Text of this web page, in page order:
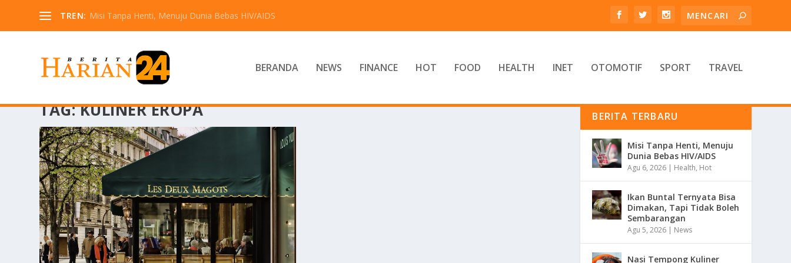
TREN: Misi Tanpa Henti, Menuju Dunia Bebas HIV/AIDS
BERANDA NEWS FINANCE HOT FOOD HEALTH INET OTOMOTIF SPORT TRAVEL
TAG:KULINER EROPA BERITA TERBARU
Misi Tanpa Henti, Menuju
Dunia Bebas HIV/AIDS
Agu 6, 2026 | Health, Hot
Ikan Buntal Ternyata Bisa
Dimakan, Tapi Tidak Boleh
Sembarangan
Agu 5, 2026 | News
Nasi Tempong Kuliner